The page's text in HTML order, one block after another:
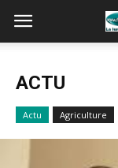
ACTU
Actu Agriculture